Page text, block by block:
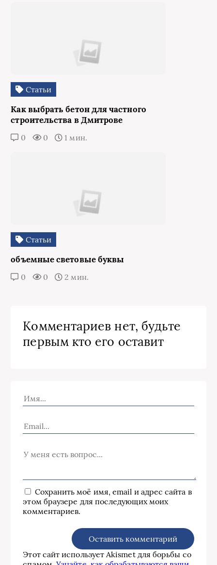
Статьи
Как выбрать бетон для частного
строительства в Дмитрове
0 0 1 мин.
Статьи
объемные световые буквы
0 0 2 мин.
Комментариев нет, будьте
первым кто его оставит
Сохранить моё имя, email и адрес сайта в
этом браузере для последующих моих
комментариев.
Этот сайт использует Akismet для борьбы со